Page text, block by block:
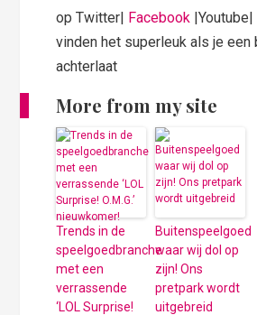
op Twitter| Facebook
vinden het superleuk als je een
achterlaat
More from my site
Trends in de
speelgoedbranche
met een
verrassende
‘LOL Surprise!
Buitenspeelgoed
waar wij dol op
zijn! Ons
pretpark wordt
uitgebreid